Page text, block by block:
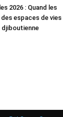
2026 : Quand les
espaces de vies
djiboutienne